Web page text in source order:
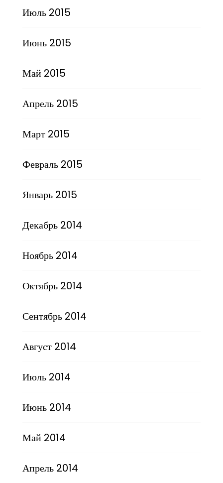
Июль 2015
Июнь 2015
Май 2015
Апрель 2015
Март 2015
Февраль 2015
Январь 2015
Декабрь 2014
Ноябрь 2014
Октябрь 2014
Сентябрь 2014
Август 2014
Июль 2014
Июнь 2014
Май 2014
Апрель 2014